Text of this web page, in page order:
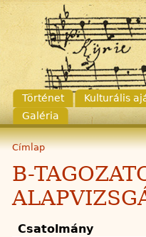
Történet
Kulturális
Galéria
Címlap
B-
Csatolmány